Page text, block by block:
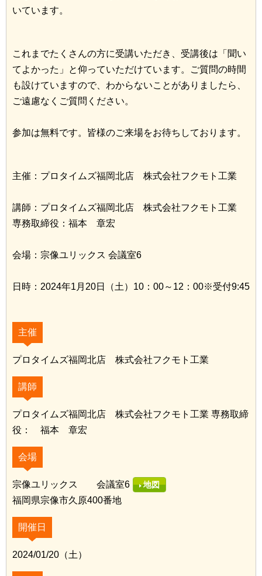
いています。
これまでたくさんの方に受講いただき、受講後は「聞い
てよかった」と仰っていただけています。ご質問の時間
も設けていますので、わからないことがありましたら、
ご遠慮なくご質問ください。
参加は無料です。皆様のご来場をお待ちしております。
主催：プロタイムズ福岡北店 株式会社フクモト工業
講師：プロタイムズ福岡北店 株式会社フクモト工業
専務取締役：福本 章宏
会場：宗像ユリックス 会議室6
日時：2024年1月20日（土）10：00～12：00※受付9:45
主催
プロタイムズ福岡北店 株式会社フクモト工業
講師
プロタイムズ福岡北店 株式会社フクモト工業 専務取締
役： 福本 章宏
会場
宗像ユリックス 会議室6 地図
福岡県宗像市久原400番地
開催日
2024/01/20（土）